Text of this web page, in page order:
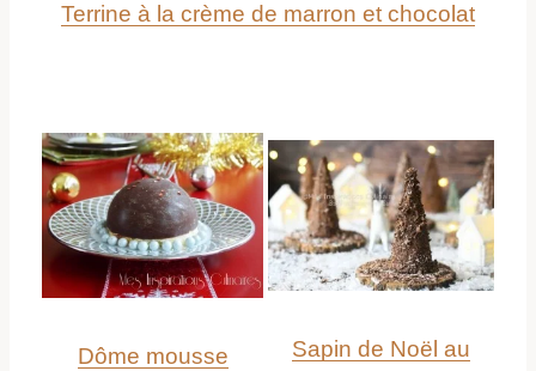
Terrine à la crème de marron et chocolat
Dôme mousse
Sapin de Noël au